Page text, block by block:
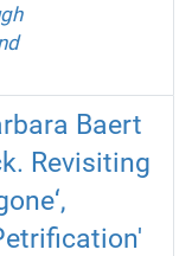
Baert
Revisiting